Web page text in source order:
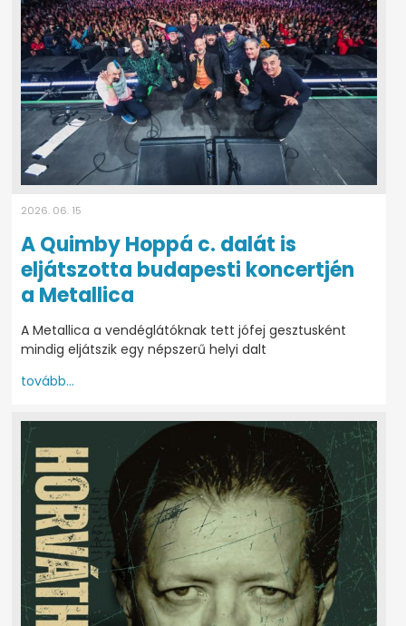
2026. 06. 15
A Quimby Hoppá c. dalát is
eljátszotta budapesti koncertjén
a Metallica
A Metallica a vendéglátóknak tett jófej gesztusként
mindig eljátszik egy népszerű helyi dalt
tovább...